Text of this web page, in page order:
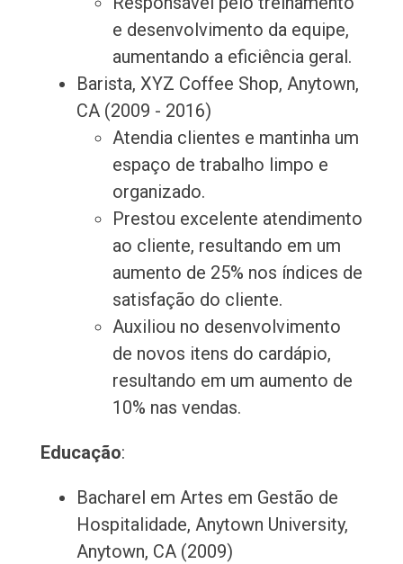
e desenvolvimento da equipe,
aumentando a eficiência geral.
Barista, XYZ Coffee Shop, Anytown,
CA (2009 - 2016)
Atendia clientes e mantinha um
espaço de trabalho limpo e
organizado.
Prestou excelente atendimento
ao cliente, resultando em um
aumento de 25% nos índices de
satisfação do cliente.
Auxiliou no desenvolvimento
de novos itens do cardápio,
resultando em um aumento de
10% nas vendas.
Educação:
Bacharel em Artes em Gestão de
Hospitalidade, Anytown University,
Anytown, CA (2009)